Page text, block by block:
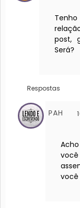
post,
Será?
Respostas
PAH
você